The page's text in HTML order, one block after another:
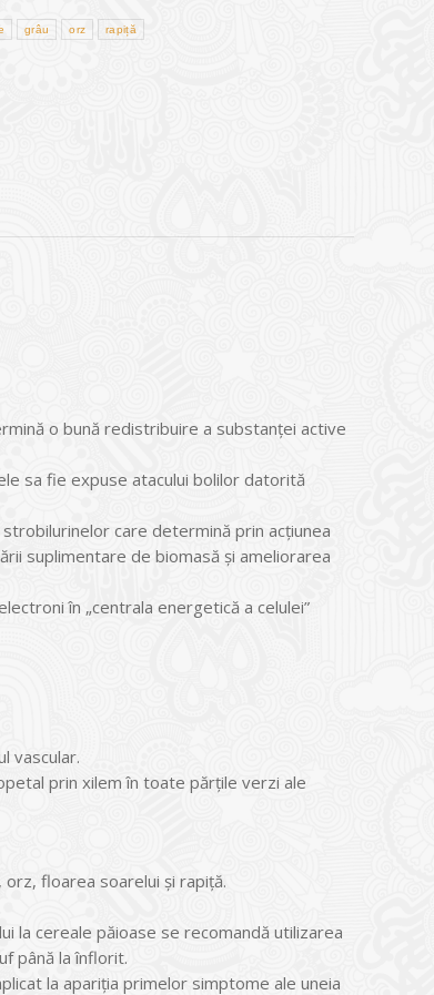
grâu orz rapiță
o bună redistribuire a substanţei active
sa fie expuse atacului bolilor datorită
care determină prin acţiunea
suplimentare de biomasă și ameliorarea
în „centrala energetică a celulei”
vascular.
prin xilem în toate părţile verzi ale
floarea soarelui și rapiță.
la cereale păioase se recomandă utilizarea
până la înflorit.
la apariţia primelor simptome ale uneia